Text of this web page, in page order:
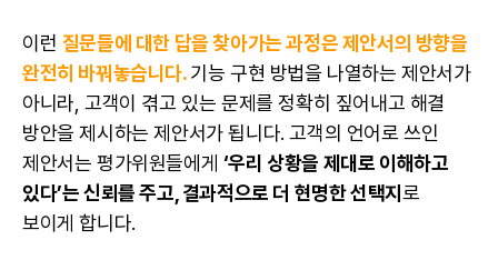
이런 질문들에 대한 답을 찾아가는 과정은 제안서의 방향을
완전히 바꿔놓습니다. 기능 구현 방법을 나열하는 제안서가
아니라, 고객이 겪고 있는 문제를 정확히 짚어내고 해결
방안을 제시하는 제안서가 됩니다. 고객의 언어로 쓰인
제안서는 평가위원들에게 ‘우리 상황을 제대로 이해하고
있다’는 신뢰를 주고, 결과적으로 더 현명한 선택지 로
보이게 합니다.